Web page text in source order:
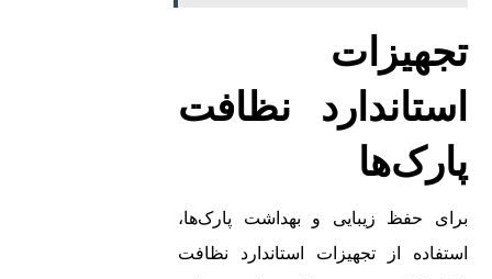
تجهیزات
استاندارد نظافت
پارک‌ها
برای حفظ زیبایی و بهداشت پارک‌ها،
استفاده از تجهیزات استاندارد نظافت